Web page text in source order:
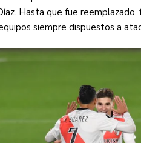
Hasta que fue
siempre dispuestos a